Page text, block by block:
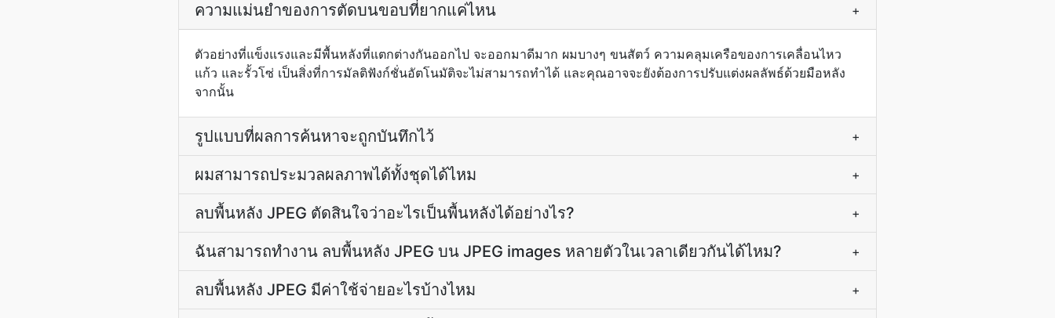
ความแม่นยำของการตัดบนขอบที่ยากแค่ไหน +
ตัวอย่างที่แข็งแรงและมีพื้นหลังที่แตกต่างกันออกไป จะออกมาดีมาก ผมบางๆ ขนสัตว์ ความคลุมเครือของการเคลื่อนไหว
แก้ว และรั้วโซ่ เป็นสิ่งที่การมัลติฟังก์ชั่นอัตโนมัติจะไม่สามารถทำได้ และคุณอาจจะยังต้องการปรับแต่งผลลัพธ์ด้วยมือหลัง
จากนั้น
รูปแบบที่ผลการค้นหาจะถูกบันทึกไว้ +
ผมสามารถประมวลผลภาพได้ทั้งชุดได้ไหม +
ลบพื้นหลัง JPEG ตัดสินใจว่าอะไรเป็นพื้นหลังได้อย่างไร? +
ฉันสามารถทำงาน ลบพื้นหลัง JPEG บน JPEG images หลายตัวในเวลาเดียวกันได้ไหม? +
ลบพื้นหลัง JPEG มีค่าใช้จ่ายอะไรบ้างไหม +